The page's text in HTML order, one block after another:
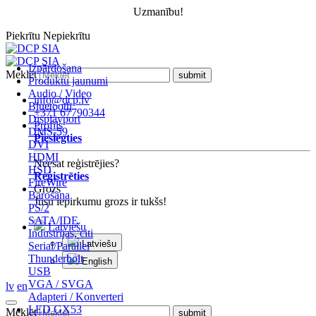
Uzmanību!
Piekrītu Nepiekrītu
Izpārdošana
Produktu jaunumi
Audio / Video
Bluetooth
Displayport
DMS-59
DVI
HDMI
HSD
FireWire
Barošana
PS/2
SATA/IDE
Industrijas, citi
Serial/Parallel
Thunderbolt
USB
VGA / SVGA
Adapteri / Konverteri
LED GX53
Meklēt
info@dcp.lv
+371 67790344
Profils
Pieslēgties
Neesat reģistrējies?
Reģistrēties
Grozs
Jūsu iepirkumu grozs ir tukšs!
Latviešu
Latviešu
English
lv en
Meklēt